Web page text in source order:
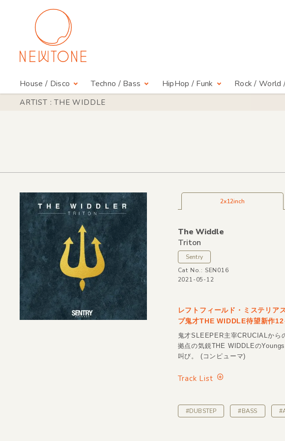
House / Disco Techno / Bass HipHop / Funk Rock / World
ARTIST : THE WIDDLE
2x12inch
The Widdle
Triton
Sentry
Cat No.: SEN016
2021-05-12
レフトフィールド・ミステリア
プ鬼才THE WIDDLE待望新作12
鬼才SLEEPER主宰CRUCIALから
拠点の気鋭THE WIDDLEの
叫び。 (コンピューマ)
Track List
#DUBSTEP #BASS